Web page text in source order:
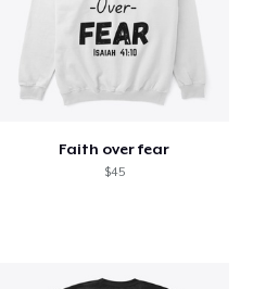
Faith over fear
$45